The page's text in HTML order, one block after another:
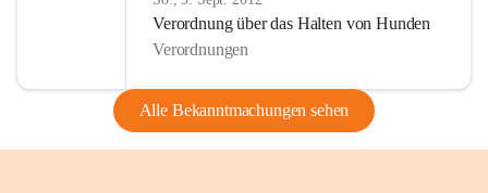
Verordnung über das Halten von Hunden
Verordnungen
Alle Bekanntmachungen sehen